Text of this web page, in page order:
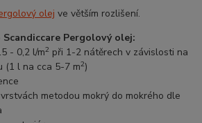
olej ve větším rozlišení.
Pergolový olej:
- 0,2 l/m2 při 1-2 nátěrech v závislosti na
(1 l na cca 5-7 m2)
metodou mokrý do mokrého dle